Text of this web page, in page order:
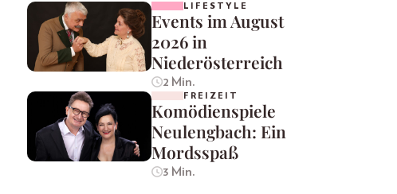
LIFESTYLE
Events im August
2026 in
Niederösterreich
2 Min.
FREIZEIT
Komödienspiele
Neulengbach: Ein
Mordsspaß
3 Min.